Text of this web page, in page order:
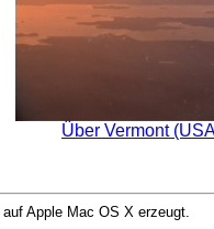
Über Vermont
auf Apple Mac OS X erzeugt.